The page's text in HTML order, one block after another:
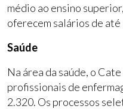
médio ao ensino
oferecem salários de até
Saúde
Na área da saúde, o
profissionais de
2.320. Os processos